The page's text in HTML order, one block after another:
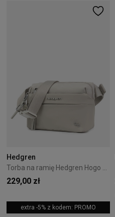
Hedgren
229,00 zł
extra -5% z kodem: PROMO